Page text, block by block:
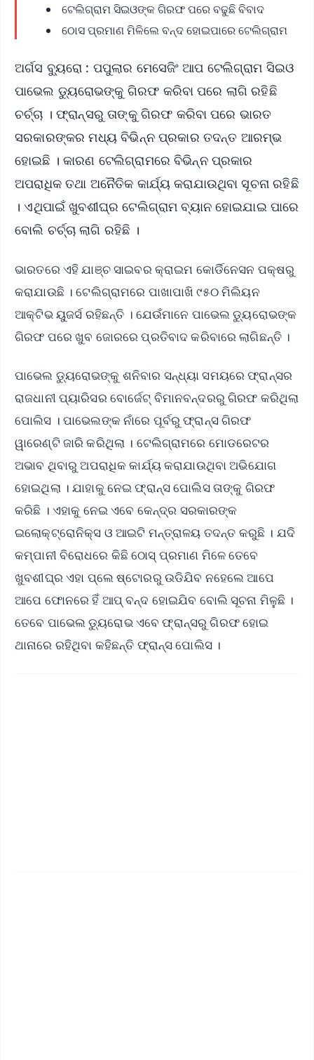
ଟେଲିଗ୍ରାମ ସିଇଓଙ୍କ ଗିରଫ ପରେ ବଢୁଛି ବିବାଦ
ଠୋସ ପ୍ରମାଣ ମିଳିଲେ ବନ୍ଦ ହୋଇପାରେ ଟେଲିଗ୍ରାମ
ଅର୍ଗସ ବ୍ୟୁରୋ : ପପୁଲାର ମେସେଜିଂ ଆପ ଟେଲିଗ୍ରାମ ସିଇଓ
ପାଭେଲ ଡ୍ୟୁରୋଭଙ୍କୁ ଗିରଫ କରିବା ପରେ ଲାଗି ରହିଛି
ଚର୍ଚ୍ଚା । ଫ୍ରାନ୍ସରୁ ତାଙ୍କୁ ଗିରଫ କରିବା ପରେ ଭାରତ
ସରକାରଙ୍କର ମଧ୍ୟ ବିଭିନ୍ନ ପ୍ରକାର ତଦନ୍ତ ଆରମ୍ଭ
ହୋଇଛି । କାରଣ ଟେଲିଗ୍ରାମରେ ବିଭିନ୍ନ ପ୍ରକାର
ଅପରାଧିକ ତଥା ଅନୈତିକ କାର୍ଯ୍ୟ କରାଯାଉଥିବା ସୂଚନା ରହିଛି
। ଏଥିପାଇଁ ଖୁବଶୀଘ୍ର ଟେଲିଗ୍ରାମ ବ୍ୟାନ ହୋଇଯାଇ ପାରେ
ବୋଲି ଚର୍ଚ୍ଚା ଲାଗି ରହିଛି ।
ଭାରତରେ ଏହି ଯାଞ୍ଚ ସାଇବର କ୍ରାଇମ କୋର୍ଡିନେସନ ପକ୍ଷରୁ
କରାଯାଉଛି । ଟେଲିଗ୍ରାମରେ ପାଖାପାଖି ୯୫୦ ମିଲିୟନ
ଆକ୍ଟିଭ ୟୁଜର୍ସ ରହିଛନ୍ତି । ଯେଉଁମାନେ ପାଭେଲ ଡ୍ୟୁରୋଭଙ୍କ
ଗିରଫ ପରେ ଖୁବ ଜୋରରେ ପ୍ରତିବାଦ କରିବାରେ ଲାଗିଛନ୍ତି ।
ପାଭେଲ ଡ୍ୟୁରୋଭଙ୍କୁ ଶନିବାର ସନ୍ଧ୍ୟା ସମୟରେ ଫ୍ରାନ୍ସର
ରାଜଧାନୀ ପ୍ୟାରିସର ବୋର୍ଜେଟ୍ ବିମାନବନ୍ଦରରୁ ଗିରଫ କରିଥିଲା
ପୋଲିସ । ପାଭେଲଙ୍କ ନାଁରେ ପୂର୍ବରୁ ଫ୍ରାନ୍ସ ଗିରଫ
ୱାରେଣ୍ଟି ଜାରି କରିଥିଲା । ଟେଲିଗ୍ରାମରେ ମୋଡରେଟର
ଅଭାବ ଥିବାରୁ ଅପରାଧିକ କାର୍ଯ୍ୟ କରାଯାଉଥିବା ଅଭିଯୋଗ
ହୋଇଥିଲା । ଯାହାକୁ ନେଇ ଫ୍ରାନ୍ସ ପୋଲିସ ତାଙ୍କୁ ଗିରଫ
କରିଛି । ଏହାକୁ ନେଇ ଏବେ କେନ୍ଦ୍ର ସରକାରଙ୍କ
ଇଲୋକ୍ଟ୍ରୋନିକ୍ସ ଓ ଆଇଟି ମନ୍ତ୍ରାଳୟ ତଦନ୍ତ କରୁଛି । ଯଦି
କମ୍ପାନୀ ବିରୋଧରେ କିଛି ଠୋସ୍ ପ୍ରମାଣ ମିଳେ ତେବେ
ଖୁବଶୀଘ୍ର ଏହା ପ୍ଲେ ଷ୍ଟୋରରୁ ଉଡିଯିବ ନହେଲେ ଆପେ
ଆପେ ଫୋନରେ ହିଁ ଆପ୍ ବନ୍ଦ ହୋଇଯିବ ବୋଲି ସୂଚନା ମିଳୁଛି ।
ତେବେ ପାଭେଲ ଡ୍ୟୁରୋଭ ଏବେ ଫ୍ରାନ୍ସରୁ ଗିରଫ ହୋଇ
ଥାନାରେ ରହିଥିବା କହିଛନ୍ତି ଫ୍ରାନ୍ସ ପୋଲିସ ।